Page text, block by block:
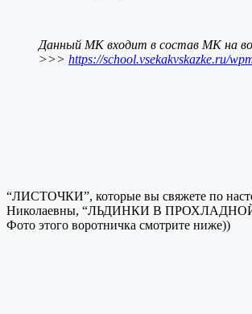
Данный МК входит в состав МК
>>> https://school.vsekakvskazke.ru/
“ЛИСТОЧКИ”, которые вы свяжете по
Николаевны, “ЛЬДИНКИ В ПРОХЛАДНОЙ
Фото этого воротничка смотрите ниже))